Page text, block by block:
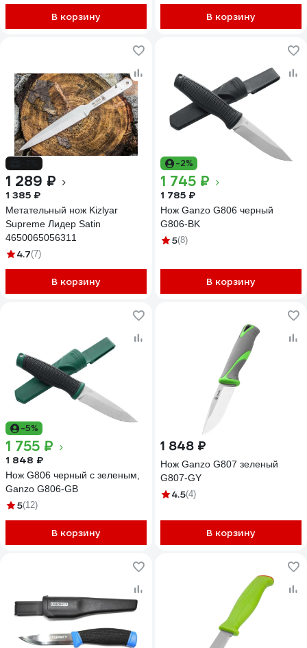
В корзину В корзину
1 289 ₽
1 385 ₽
Метательный нож Kizlyar
Supreme Лидер Satin
4650065056311
4.7(7)
В корзину
-2%
1 745 ₽
1 785 ₽
Нож Ganzo G806 черный
G806-BK
5(8)
В корзину
-5%
1 755 ₽
1 848 ₽
Нож G806 черный c зеленым,
Ganzo G806-GB
5(12)
В корзину
1 848 ₽
Нож Ganzo G807 зеленый
G807-GY
4.5(4)
В корзину